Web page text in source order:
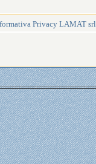
Privacy LAMAT